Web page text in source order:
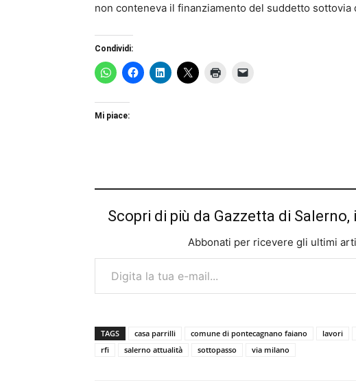
non conteneva il finanziamento del suddetto sottovia
Condividi:
Mi piace:
Scopri di più da Gazzetta di
Abbonati per ricevere gli ultimi
Digita la tua e-mail...
TAGS casa parrilli comune di pontecagnano faiano lavori
rfi
salerno attualità sottopasso via milano